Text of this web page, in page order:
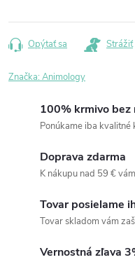
Opýtať sa Strážiť
Značka: Animology
100% krmivo bez
Ponúkame iba
Doprava zdarma
K nákupu nad 59 €
Tovar posielame
Tovar skladom vám
Vernostná zľava